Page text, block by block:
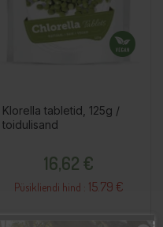
Klorella tabletid, 125g /
toidulisand
16,62 €
Püsikliendi hind : 15.79 €